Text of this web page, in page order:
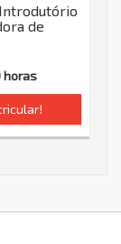
de
horas